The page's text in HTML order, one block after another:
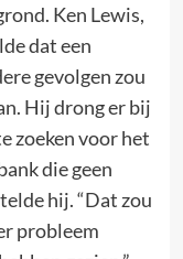
Ken Lewis,
dat een
gevolgen zou
Hij drong er bij
zoeken voor het
die geen
hij. “Dat zou
probleem